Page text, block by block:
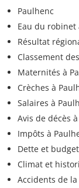
Paulhenc
Eau du robinet
Résultat
Classement
Maternités à
Crèches à
Salaires à
Avis de décès
Impôts à
Dette et
Climat et
Accidents de